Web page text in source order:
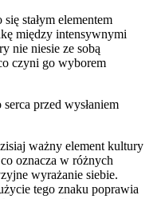
się stałym elementem
między intensywnymi
nie niesie ze sobą
czyni go wyborem
przed wysłaniem
ważny element kultury
oznacza w różnych
wyrażanie siebie.
tego znaku poprawia